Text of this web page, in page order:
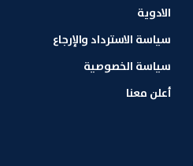
الادوية
سياسة الاسترداد والإرجاع
سياسة الخصوصية
أعلن معنا